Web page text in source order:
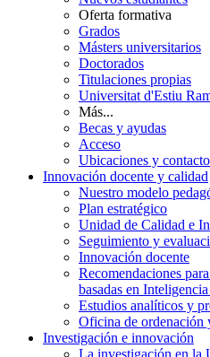
Oferta formativa
Grados
Másters universitarios
Doctorados
Titulaciones propias
Universitat d'Estiu
Más...
Becas y ayudas
Acceso
Ubicaciones y contacto
Innovación docente y calidad
Nuestro modelo
Plan estratégico
Unidad de Calidad e
Seguimiento y
Innovación docente
Recomendaciones
basadas en
Estudios analíticos y
Oficina de ordenación
Investigación e innovación
La investigación en la